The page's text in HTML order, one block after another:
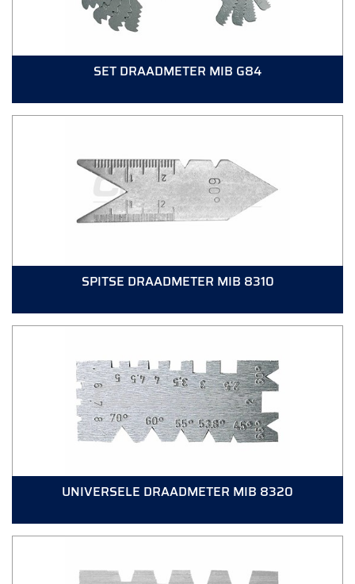
SET DRAADMETER MIB G84
SPITSE DRAADMETER MIB 8310
UNIVERSELE DRAADMETER MIB 8320